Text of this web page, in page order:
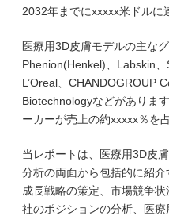
2032年までにxxxxx米ドルに
医療用3D皮膚モデルの主な
Phenion(Henkel)、Labskin、
L’Oreal、CHANDOGROUP
Biotechnologyなどがありま
ーカーが売上の約xxxxx％を
当レポートは、医療用3D皮
分析の両面から包括的に紹
成長戦略の策定、市場競争
社のポジションの分析、医